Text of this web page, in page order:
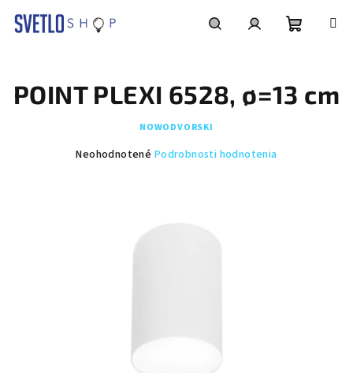
košík
POINT PLEXI 6528, ø=13 cm
NOWODVORSKI
Priemerné
Neohodnotené Podrobnosti hodnotenia